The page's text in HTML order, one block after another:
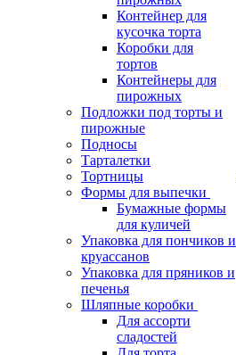
Контейнер для
кусочка торта
Коробки для
тортов
Контейнеры для
пирожных
Подложки под торты и
пирожные
Подносы
Тарталетки
Тортницы
Формы для выпечки
Бумажные формы
для куличей
Упаковка для пончиков и
круассанов
Упаковка для пряников и
печенья
Шляпные коробки
Для ассорти
сладостей